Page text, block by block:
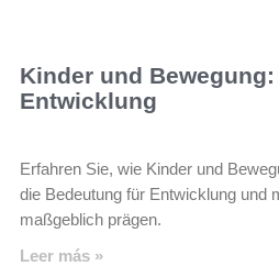
Kinder und
Entwicklung
Erfahren Sie, wie Kinder und
die Bedeutung für Entwicklung und
maßgeblich prägen.
Leer más »